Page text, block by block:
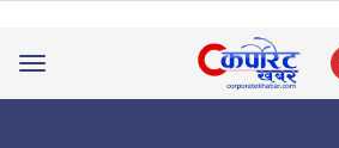
Toggle
navigation